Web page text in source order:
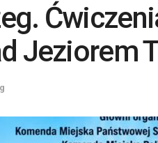
Jeziorem